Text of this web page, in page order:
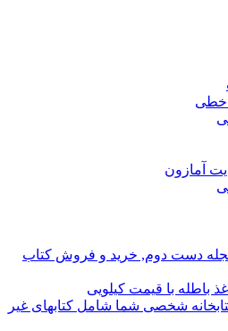
خطی
آمازون
دست دوم, خرید و فروش کتاب
باطله با قیمت کیلویی
شخصی شما شامل کتابهای غیر